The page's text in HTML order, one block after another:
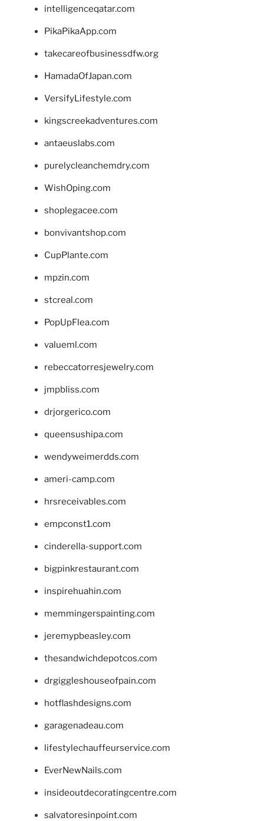
intelligenceqatar.com
PikaPikaApp.com
takecareofbusinessdfw.org
HamadaOfJapan.com
VersifyLifestyle.com
kingscreekadventures.com
antaeuslabs.com
purelycleanchemdry.com
WishOping.com
shoplegacee.com
bonvivantshop.com
CupPlante.com
mpzin.com
stcreal.com
PopUpFlea.com
valueml.com
rebeccatorresjewelry.com
jmpbliss.com
drjorgerico.com
queensushipa.com
wendyweimerdds.com
ameri-camp.com
hrsreceivables.com
empconst1.com
cinderella-support.com
bigpinkrestaurant.com
inspirehuahin.com
memmingerspainting.com
jeremypbeasley.com
thesandwichdepotcos.com
drgiggleshouseofpain.com
hotflashdesigns.com
garagenadeau.com
lifestylechauffeurservice.com
EverNewNails.com
insideoutdecoratingcentre.com
salvatoresinpoint.com